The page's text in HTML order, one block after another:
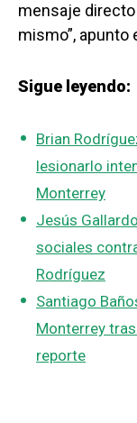
mensaje
mismo”, apunto
Sigue leyendo:
Brian
lesionarlo
Monterrey
Jesús
sociales
Rodríguez
Santiago
Monterrey
reporte